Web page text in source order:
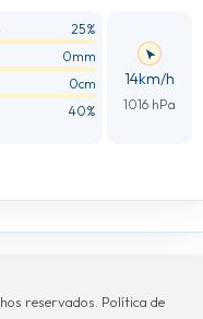
25%
0mm
0cm
40%
14km/h
1016 hPa
reservados. Política de